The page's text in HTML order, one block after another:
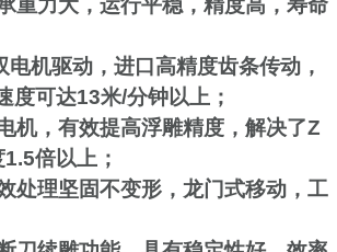
重力大，运行平稳，精度高，寿命
电机驱动，进口高精度齿条传动，
度可达13米/分钟以上 ；
机，有效提高浮雕精度，解决了Z
1.5倍以上 ；
处理坚固不变形，龙门式移动，工